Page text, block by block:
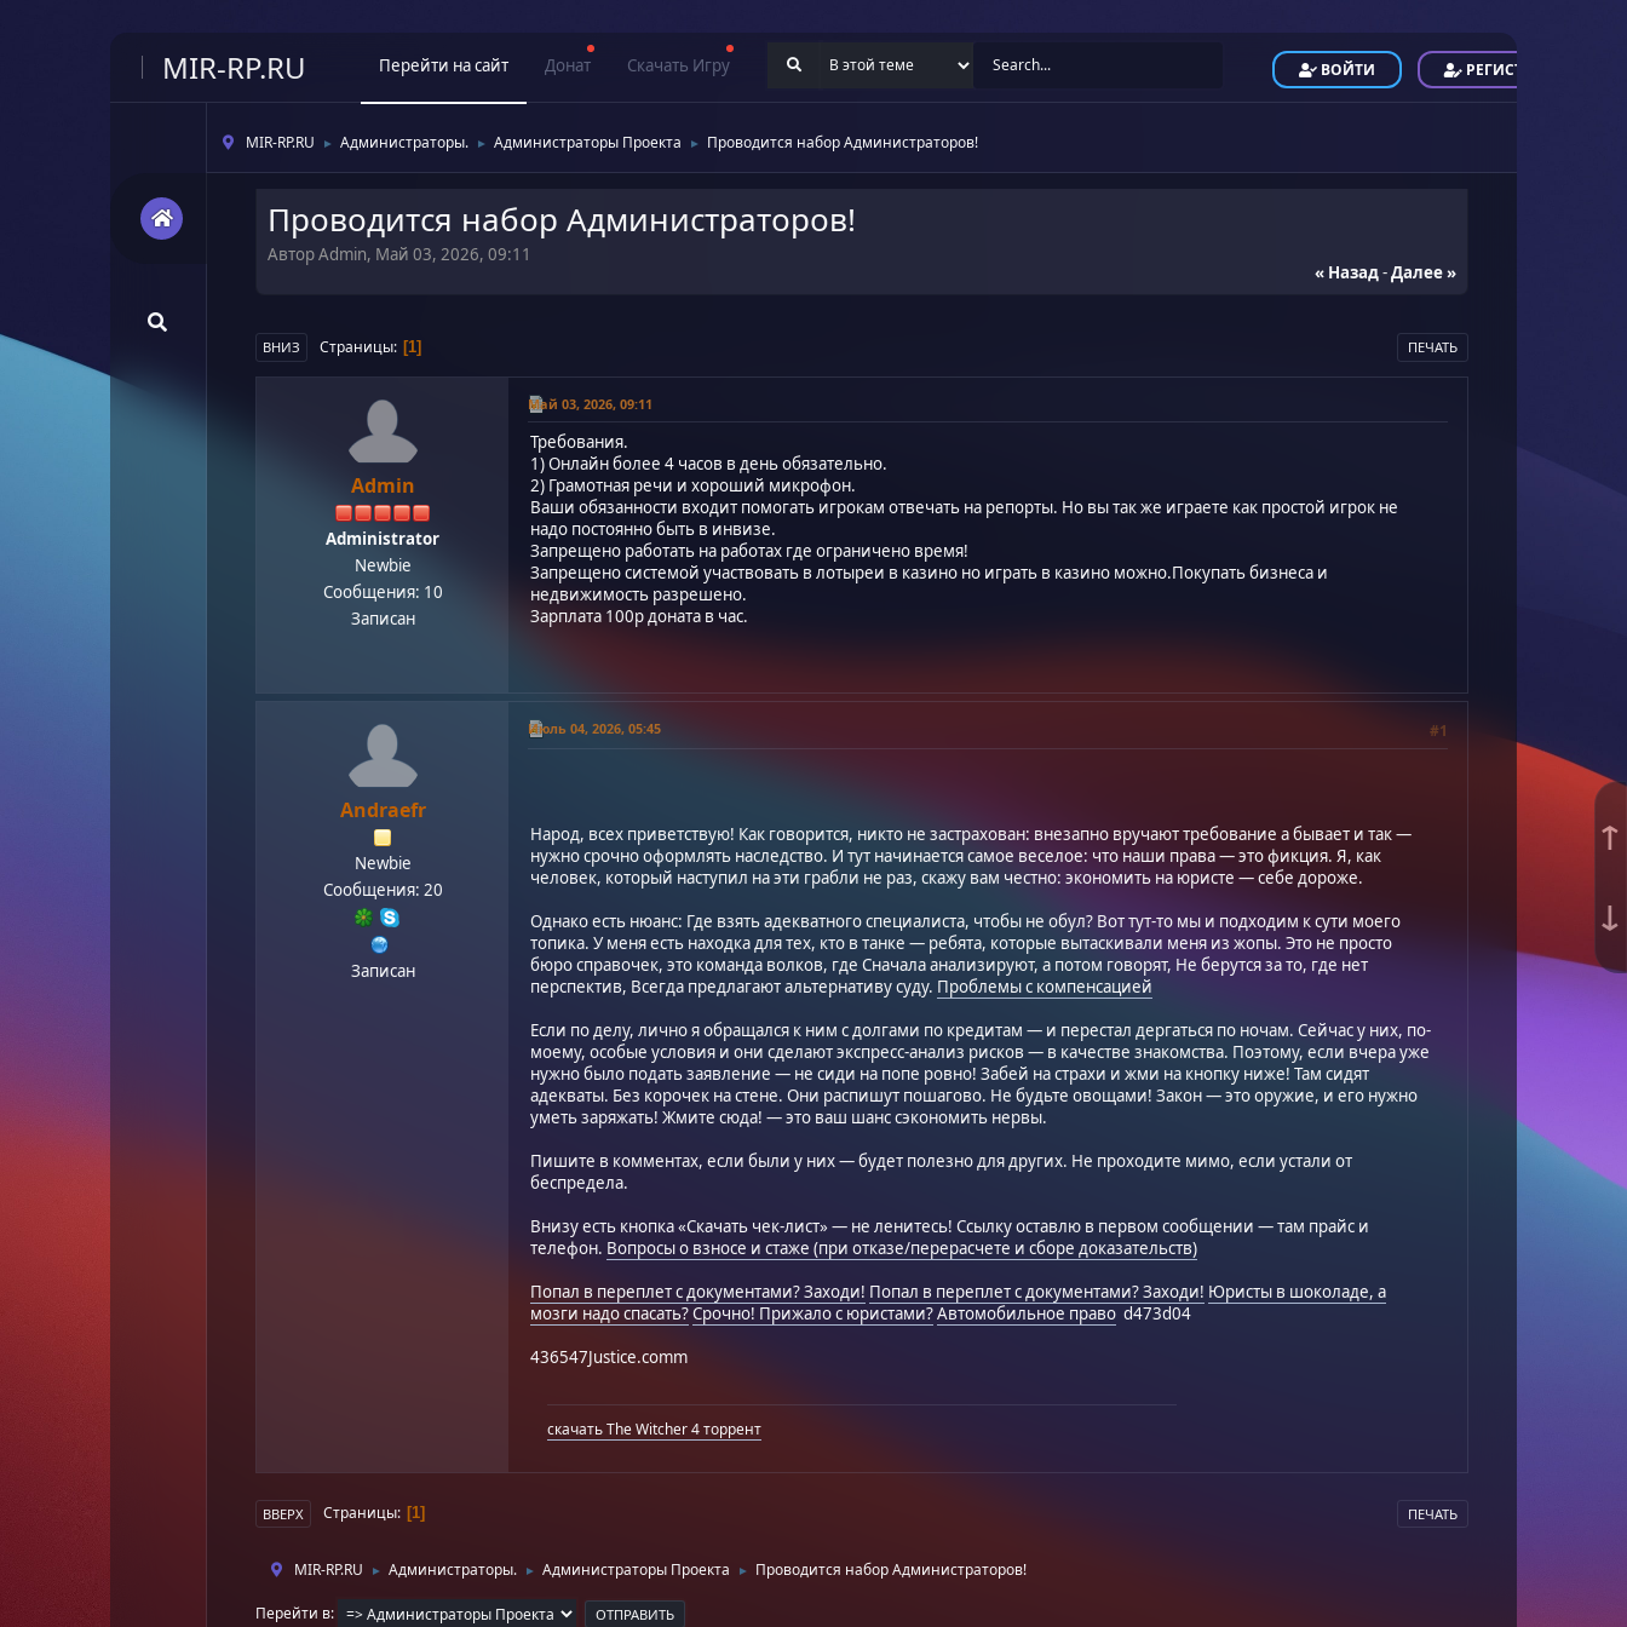
↑
↓
MIR-RP.RU Перейти на сайт Донат Скачать Игру ВОЙТИ РЕГИСТРАЦИЯ
MIR-RP.RU ► Администраторы. ► Администраторы Проекта ► Проводится набор Администраторов!
Проводится набор Администраторов!
Автор Admin, Май 03, 2026, 09:11
« Назад-Далее »
ПЕЧАТЬ
ВНИЗ Страницы 1
Admin
Administrator
Newbie
Сообщения: 10
Записан
Май 03, 2026, 09:11
Требования.
1) Онлайн более 4 часов в день обязательно.
2) Грамотная речи и хороший микрофон.
Ваши обязанности входит помогать игрокам отвечать на репорты. Но вы так же играете как простой игрок не
надо постоянно быть в инвизе.
Запрещено работать на работах где ограничено время!
Запрещено системой участвовать в лотыреи в казино но играть в казино можно.Покупать бизнеса и
недвижимость разрешено.
Зарплата 100р доната в час.
Andraefr
Newbie
Сообщения: 20
Записан
Июль 04, 2026, 05:45 #1
Народ, всех приветствую! Как говорится, никто не застрахован: внезапно вручают требование а бывает и так —
нужно срочно оформлять наследство. И тут начинается самое веселое: что наши права — это фикция. Я, как
человек, который наступил на эти грабли не раз, скажу вам честно: экономить на юристе — себе дороже.
Однако есть нюанс: Где взять адекватного специалиста, чтобы не обул? Вот тут-то мы и подходим к сути моего
топика. У меня есть находка для тех, кто в танке — ребята, которые вытаскивали меня из жопы. Это не просто
бюро справочек, это команда волков, где Сначала анализируют, а потом говорят, Не берутся за то, где нет
перспектив, Всегда предлагают альтернативу суду. Проблемы с компенсацией
Если по делу, лично я обращался к ним с долгами по кредитам — и перестал дергаться по ночам. Сейчас у них, по-
моему, особые условия и они сделают экспресс-анализ рисков — в качестве знакомства. Поэтому, если вчера уже
нужно было подать заявление — не сиди на попе ровно! Забей на страхи и жми на кнопку ниже! Там сидят
адекваты. Без корочек на стене. Они распишут пошагово. Не будьте овощами! Закон — это оружие, и его нужно
уметь заряжать! Жмите сюда! — это ваш шанс сэкономить нервы.
Пишите в комментах, если были у них — будет полезно для других. Не проходите мимо, если устали от
беспредела.
Внизу есть кнопка «Скачать чек-лист» — не ленитесь! Ссылку оставлю в первом сообщении — там прайс и
телефон. Вопросы о взносе и стаже (при отказе/перерасчете и сборе доказательств)
Попал в переплет с документами? Заходи! Попал в переплет с документами? Заходи! Юристы в шоколаде, а
мозги надо спасать?Срочно! Прижало с юристами?Автомобильное право d473d04
436547Justice.comm
скачать The Witcher 4 торрент
ПЕЧАТЬ
ВВЕРХ Страницы 1
MIR-RP.RU ► Администраторы. ► Администраторы Проекта ► Проводится набор Администраторов!
Перейти в